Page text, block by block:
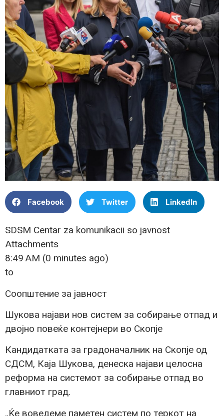
Facebook Twitter LinkedIn
SDSM Centar za komunikacii so javnost
Attachments
8:49 AM (0 minutes ago)
to
Соопштение за јавност
Шукова најави нов систем за собирање отпад и
двојно повеќе контејнери во Скопје
Кандидатката за градоначалник на Скопје од
СДСМ, Каја Шукова, денеска најави целосна
реформа на системот за собирање отпад во
главниот град.
„Ќе воведеме паметен систем по теркот на